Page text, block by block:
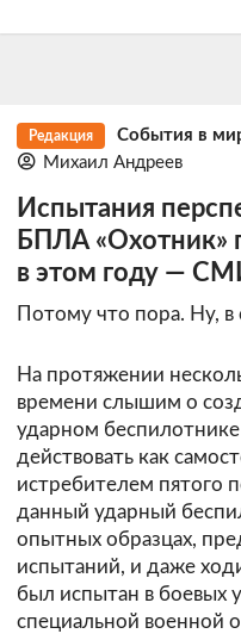
Редакция События в
Михаил Андреев
Испытания
БПЛА «Охотник»
в этом году —
Потому что пора. Ну,
На протяжении
времени слышим о
ударном
действовать как
истребителем пятого
данный ударный
опытных образцах,
испытаний, и даже
был испытан в боевых
специальной военной